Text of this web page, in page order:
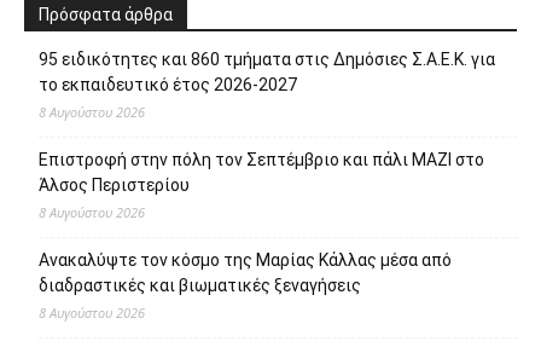
Πρόσφατα άρθρα
95 ειδικότητες και 860 τμήματα στις Δημόσιες Σ.Α.Ε.Κ. για
το εκπαιδευτικό έτος 2026-2027
8 Αυγούστου 2026
Επιστροφή στην πόλη τον Σεπτέμβριο και πάλι ΜΑΖΙ στο
Άλσος Περιστερίου
8 Αυγούστου 2026
Ανακαλύψτε τον κόσμο της Μαρίας Κάλλας μέσα από
διαδραστικές και βιωματικές ξεναγήσεις
8 Αυγούστου 2026